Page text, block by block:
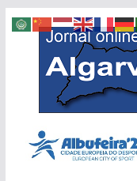
Skip
content